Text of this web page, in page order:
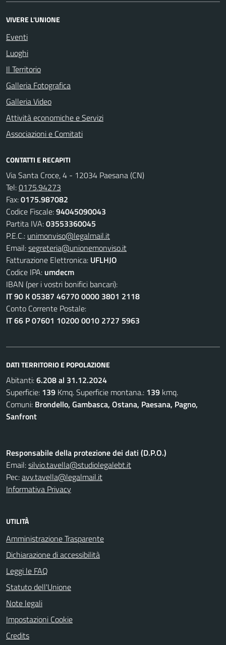
VIVERE L'UNIONE
Eventi
Luoghi
Il Territorio
Galleria Fotografica
Galleria Video
Attività economiche e Servizi
Associazioni e Comitati
CONTATTI E RECAPITI
Via Santa Croce, 4 - 12034 Paesana (CN)
Tel:0175.94273
Fax:0175.987082
Codice Fiscale:94045090043
Partita IVA:03553360045
P.E.C.: unimonviso@legalmail.it
Email:segreteria@unionemonviso.it
Fatturazione Elettronica: UFLHJO
Codice IPA: umdecm
IBAN (per i vostri bonifici bancari):
IT 90 K 05387 46770 0000 3801 2118
Conto Corrente Postale:
IT 66 P 07601 10200 0010 2727 5963
DATI TERRITORIO E POPOLAZIONE
Abitanti:6.208 al 31.12.2024
Superficie: 139 Kmq. Superficie montana.: 139 kmq.
Comuni: Brondello, Gambasca, Ostana, Paesana, Pagno,
Sanfront
Responsabile della protezione dei dati (D.P.O.)
Email:silvio.tavella@studiolegalebt.it
Pec:avv.tavella@legalmail.it
Informativa Privacy
UTILITÀ
Amministrazione Trasparente
Dichiarazione di accessibilità
Leggi le FAQ
Statuto dell'Unione
Note legali
Impostazioni Cookie
Credits